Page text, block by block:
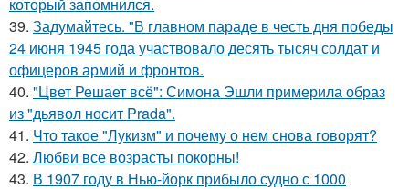
который запомнился.
39. Задумайтесь. "В главном параде в честь дня победы
24 июня 1945 года участвовало десять тысяч солдат и
офицеров армий и фронтов.
40. "Цвет Решает всё": Симона Эшли примерила образ
из "дьявол носит Prada".
41. Что такое "Лукизм" и почему о нем снова говорят?
42. Любви все возрасты покорны!
43. В 1907 году в Нью-йорк прибыло судно с 1000